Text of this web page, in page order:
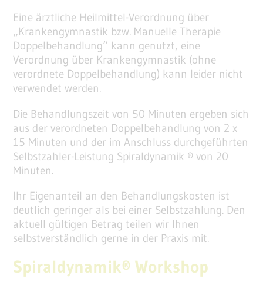
Eine ärztliche Heilmittel-Verordnung über
„Krankengymnastik bzw. Manuelle Therapie
Doppelbehandlung“ kann genutzt, eine
Verordnung über Krankengymnastik (ohne
verordnete Doppelbehandlung) kann leider nicht
verwendet werden.
Die Behandlungszeit von 50 Minuten ergeben sich
aus der verordneten Doppelbehandlung von 2 x
15 Minuten und der im Anschluss durchgeführten
Selbstzahler-Leistung Spiraldynamik ® von 20
Minuten.
Ihr Eigenanteil an den Behandlungskosten ist
deutlich geringer als bei einer Selbstzahlung. Den
aktuell gültigen Betrag teilen wir Ihnen
selbstverständlich gerne in der Praxis mit.
Spiraldynamik® Workshop